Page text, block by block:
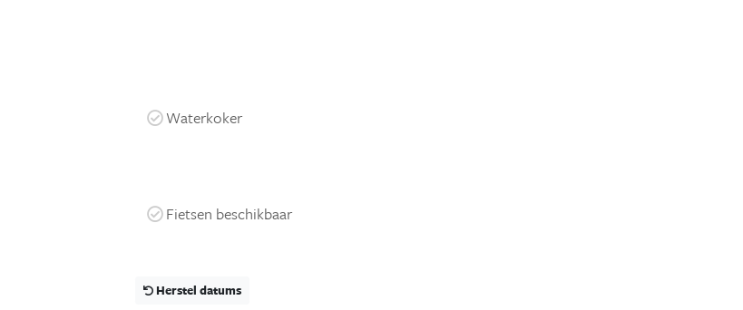
Waterkoker
Fietsen beschikbaar
Herstel datums